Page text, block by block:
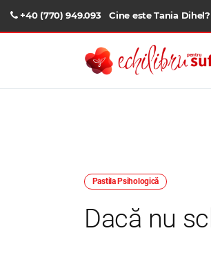
+40 (770) 949.093 Cine este Tania Dihel?
Pastila Psihologică
Dacă nu